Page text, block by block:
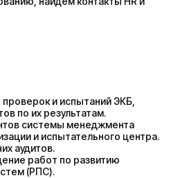
и испытаний ЭКБ,
по их результатам.
системы менеджмента
и испытательного центра.
аудитов.
работ по развитию
(РПС).